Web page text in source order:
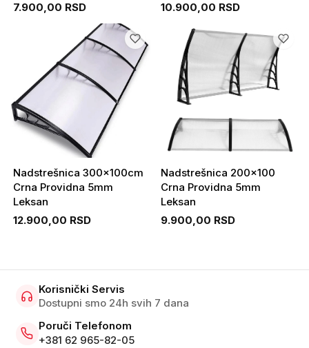
7.900,00 RSD
10.900,00 RSD
Nadstrešnica 300x100cm
Crna Providna 5mm
Leksan
12.900,00 RSD
Nadstrešnica 200x100
Crna Providna 5mm
Leksan
9.900,00 RSD
Korisnički Servis
Dostupni smo 24h svih 7 dana
Poruči Telefonom
+381 62 965-82-05